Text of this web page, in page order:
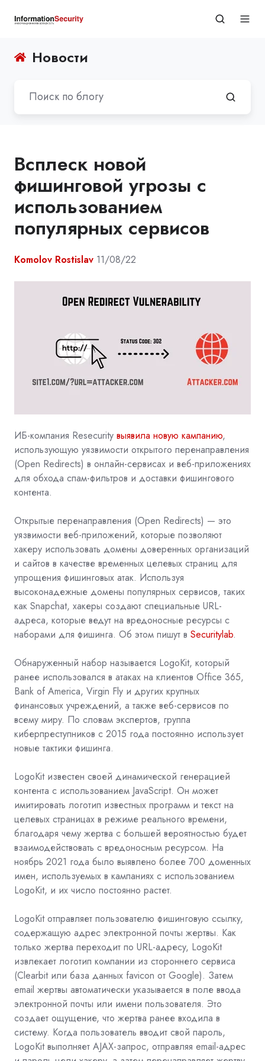
Новости
Всплеск новой
фишинговой угрозы с
использованием
популярных сервисов
Komolov Rostislav 11/08/22
ИБ-компания Resecurity выявила новую кампанию,
использующую уязвимости открытого перенаправления
(Open Redirects) в онлайн-сервисах и веб-приложениях
для обхода спам-фильтров и доставки фишингового
контента.
Открытые перенаправления (Open Redirects) — это
уязвимости веб-приложений, которые позволяют
хакеру использовать домены доверенных организаций
и сайтов в качестве временных целевых страниц для
упрощения фишинговых атак. Используя
высоконадежные домены популярных сервисов, таких
как Snapchat, хакеры создают специальные URL-
адреса, которые ведут на вредоносные ресурсы с
наборами для фишинга. Об этом пишут в Securitylab.
Обнаруженный набор называется LogoKit, который
ранее использовался в атаках на клиентов Office 365,
Bank of America, Virgin Fly и других крупных
финансовых учреждений, а также веб-сервисов по
всему миру. По словам экспертов, группа
киберпреступников с 2015 года постоянно использует
новые тактики фишинга.
LogoKit известен своей динамической генерацией
контента с использованием JavaScript. Он может
имитировать логотип известных программ и текст на
целевых страницах в режиме реального времени,
благодаря чему жертва с большей вероятностью будет
взаимодействовать с вредоносным ресурсом. На
ноябрь 2021 года было выявлено более 700 доменных
имен, используемых в кампаниях с использованием
LogoKit, и их число постоянно растет.
LogoKit отправляет пользователю фишинговую ссылку,
содержащую адрес электронной почты жертвы. Как
только жертва переходит по URL-адресу, LogoKit
извлекает логотип компании из стороннего сервиса
(Clearbit или база данных favicon от Google). Затем
email жертвы автоматически указывается в поле ввода
электронной почты или имени пользователя. Это
создает ощущение, что жертва ранее входила в
систему. Когда пользователь вводит свой пароль,
LogoKit выполняет AJAX-запрос, отправляя email-адрес